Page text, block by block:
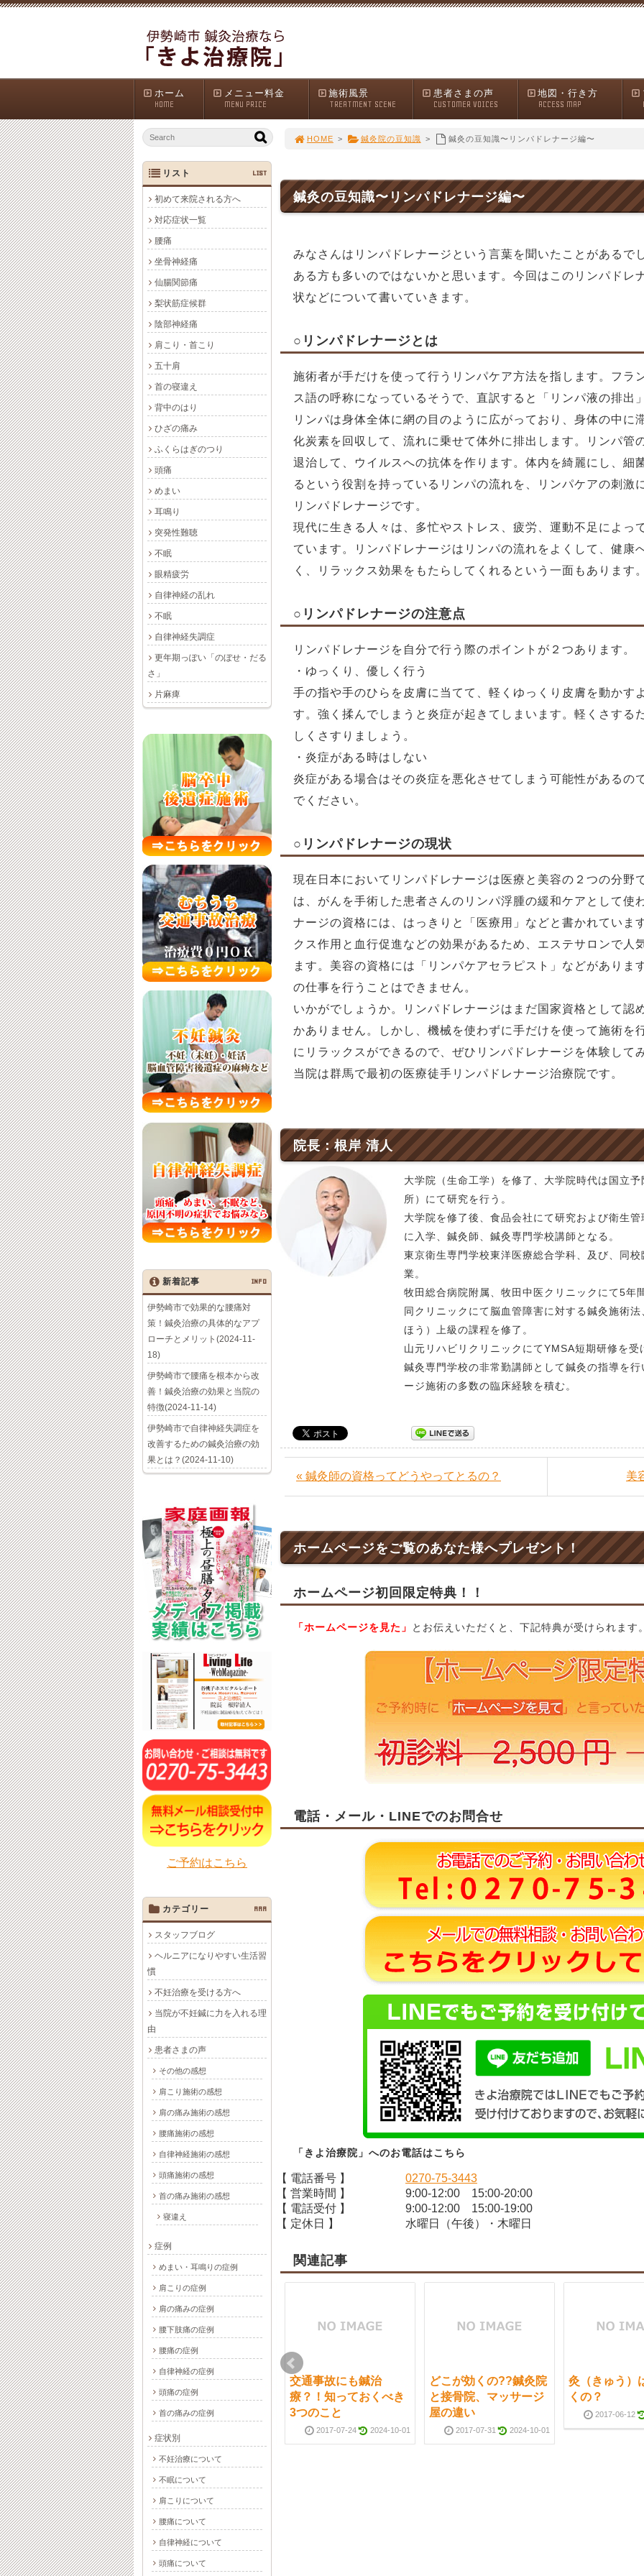
ホーム
HOME
メニュー料金
MENU PRICE
施術風景
TREATMENT SCENE
患者さまの声
CUSTOMER VOICES
地図・行き方
ACCESS MAP
HOME > 鍼灸院の豆知識 > 鍼灸の豆知識〜リンパドレナージ編〜
鍼灸の豆知識〜リンパドレナージ編〜
みなさんはリンパドレナージという言葉を聞いたことがあるで
ある方も多いのではないかと思います。今回はこのリンパドレ
状などについて書いていきます。
○リンパドレナージとは
施術者が手だけを使って行うリンパケア方法を指します。フラ
ス語の呼称になっているそうで、直訳すると「リンパ液の排出
リンパは身体全体に網の目のように広がっており、身体の中に
化炭素を回収して、流れに乗せて体外に排出します。リンパ管
退治して、ウイルスへの抗体を作ります。体内を綺麗にし、細
るという役割を持っているリンパの流れを、リンパケアの刺激
リンパドレナージです。
現代に生きる人々は、多忙やストレス、疲労、運動不足によっ
ています。リンパドレナージはリンパの流れをよくして、健康
く、リラックス効果をもたらしてくれるという一面もあります
○リンパドレナージの注意点
リンパドレナージを自分で行う際のポイントが２つあります。
・ゆっくり、優しく行う
手の指や手のひらを皮膚に当てて、軽くゆっくり皮膚を動かす
す。強く揉んでしまうと炎症が起きてしまいます。軽くさする
しくさすりましょう。
・炎症がある時はしない
炎症がある場合はその炎症を悪化させてしまう可能性があるの
でください。
○リンパドレナージの現状
現在日本においてリンパドレナージは医療と美容の２つの分野
は、がんを手術した患者さんのリンパ浮腫の緩和ケアとして使
ナージの資格には、はっきりと「医療用」などと書かれていま
クス作用と血行促進などの効果があるため、エステサロンで人
ます。美容の資格には「リンパケアセラピスト」などがありま
の仕事を行うことはできません。
いかがでしょうか。リンパドレナージはまだ国家資格として認
かありません。しかし、機械を使わずに手だけを使って施術を
にリラックスができるので、ぜひリンパドレナージを体験して
当院は群馬で最初の医療徒手リンパドレナージ治療院です。
院長：根岸 清人
大学院（生命工学）を修了、大学院時代は国立
所）にて研究を行う。
大学院を修了後、食品会社にて研究および衛生
に入学、鍼灸師、鍼灸専門学校講師となる。
東京衛生専門学校東洋医療総合学科、及び、同
業。
牧田総合病院附属、牧田中医クリニックにて5年
同クリニックにて脳血管障害に対する鍼灸施術
ほう）上級の課程を修了。
山元リハビリクリニックにてYMSA短期研修を受
鍼灸専門学校の非常勤講師として鍼灸の指導を
ージ施術の多数の臨床経験を積む。
« 鍼灸師の資格ってどうやってとるの？ 美
ホームページをご覧のあなた様へプレゼント！
ホームページ初回限定特典！！
「ホームページを見た」 とお伝えいただくと、下記特典が受けられます
電話・メール・LINEでのお問合せ
「きよ治療院」へのお電話はこちら
【 電話番号 】
0270-75-3443
【 営業時間 】
9:00-12:00 15:00-20:00
【 電話受付 】
9:00-12:00 15:00-19:00
【 定休日 】
水曜日（午後）・木曜日
関連記事
鍼灸は不妊治療にも効
果的です
2017-04-24 2024-10-01
肩こり・腰痛をハリ・
お灸で治療するメリッ
ト・デメリット
交通事故にも鍼治
療？！知っておくべき
3つのこと
2017-07-24 2024-10-01
どこが効くの??鍼灸院
と接骨院、マッサージ
屋の違い
2017-07-31 2024-10-01
灸（きゅう）
くの？
2017-06-12
身体のコリの原因っ
て？
麻痺にも鍼灸治療が使
われています
リスト LIST
初めて来院される方へ
対応症状一覧
腰痛
坐骨神経痛
仙腸関節痛
梨状筋症候群
陰部神経痛
肩こり・首こり
五十肩
首の寝違え
背中のはり
ひざの痛み
ふくらはぎのつり
頭痛
めまい
耳鳴り
突発性難聴
不眠
眼精疲労
自律神経の乱れ
不眠
自律神経失調症
更年期っぽい「のぼせ・だる
さ」
片麻痺
新着記事 INFO
伊勢崎市で効果的な腰痛対
策！鍼灸治療の具体的なアプ
ローチとメリット(2024-11-
18)
伊勢崎市で腰痛を根本から改
善！鍼灸治療の効果と当院の
特徴(2024-11-14)
伊勢崎市で自律神経失調症を
改善するための鍼灸治療の効
果とは？(2024-11-10)
ご予約はこちら
カテゴリー AAA
スタッフブログ
ヘルニアになりやすい生活習
慣
不妊治療を受ける方へ
当院が不妊鍼に力を入れる理
由
患者さまの声
その他の感想
肩こり施術の感想
肩の痛み施術の感想
腰痛施術の感想
自律神経施術の感想
頭痛施術の感想
首の痛み施術の感想
寝違え
症例
めまい・耳鳴りの症例
肩こりの症例
肩の痛みの症例
腰下肢痛の症例
腰痛の症例
自律神経の症例
頭痛の症例
首の痛みの症例
症状別
不妊治療について
不眠について
肩こりについて
腰痛について
自律神経について
頭痛について